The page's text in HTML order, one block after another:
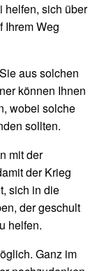
helfen, sich über
Ihrem Weg
aus solchen
können Ihnen
wobei solche
sollten.
mit der
der Krieg
sich in die
der geschult
helfen.
Ganz im